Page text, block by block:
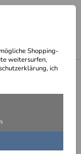
Shopping-
weitersurfen,
ich